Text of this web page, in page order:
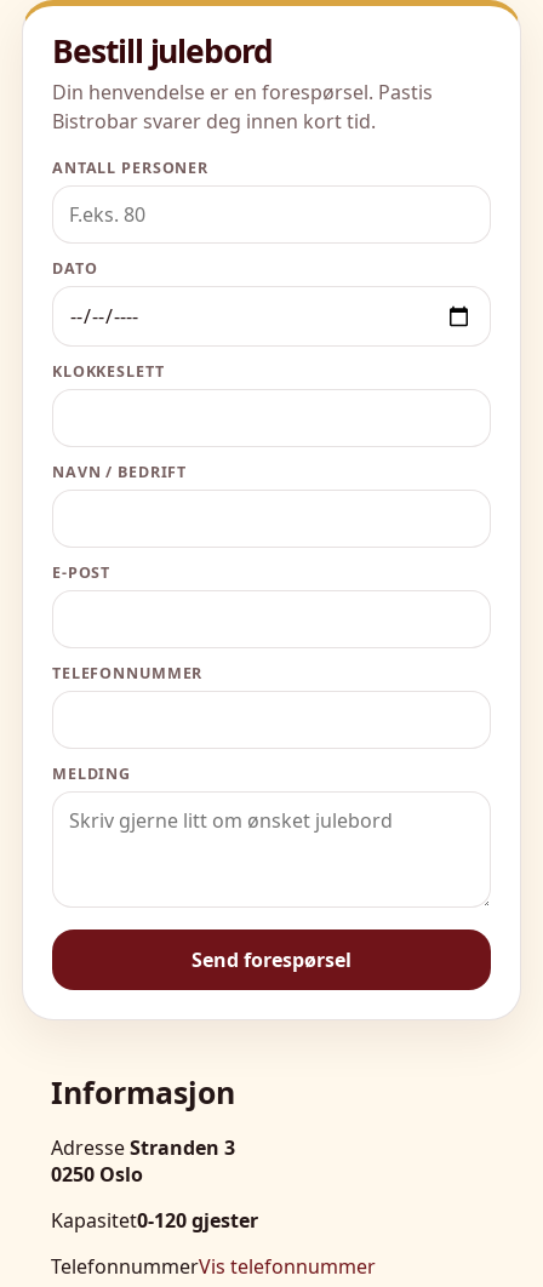
Bestill julebord
Din henvendelse er en forespørsel. Pastis
Bistrobar svarer deg innen kort tid.
ANTALL PERSONER
DATO
KLOKKESLETT
NAVN / BEDRIFT
E-POST
TELEFONNUMMER
MELDING
Send forespørsel
Informasjon
AdresseStranden 3
0250 Oslo
Kapasitet0-120 gjester
TelefonnummerVis telefonnummer